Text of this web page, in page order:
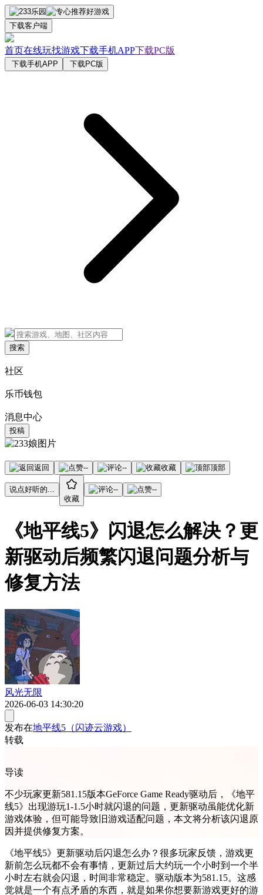
下载客户端
首页在线玩找游戏下载手机APP下载PC版
下载手机APP 下载PC版
搜索
社区
乐币钱包
消息中心
投稿
返回 -- -- 收藏 顶部
说点好听的...
收藏
-- --
《地平线5》闪退怎么解决？更
新驱动后频繁闪退问题分析与
修复方法
风光无限
2026-06-03 14:30:20
发布在地平线5（闪迹云游戏）
转载
导读
不少玩家更新581.15版本GeForce Game Ready驱动后，《地平
线5》出现游玩1-1.5小时就闪退的问题，更新驱动虽能优化新
游戏体验，但可能导致旧游戏适配问题，本文将分析该闪退原
因并提供修复方案。
《地平线5》更新驱动后闪退怎么办？很多玩家反馈，游戏更
新前怎么玩都不会有事情，更新过后大约玩一个小时到一个半
小时左右就会闪退，时间非常稳定。驱动版本为581.15。这感
觉就是一个有点矛盾的东西，就是如果你想要新游戏更好的游